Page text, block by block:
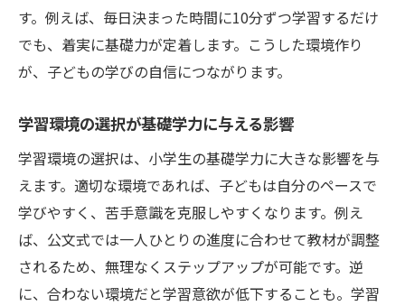
す。例えば、毎日決まった時間に10分ずつ学習するだけ
でも、着実に基礎力が定着します。こうした環境作り
が、子どもの学びの自信につながります。
学習環境の選択が基礎学力に与える影響
学習環境の選択は、小学生の基礎学力に大きな影響を与
えます。適切な環境であれば、子どもは自分のペースで
学びやすく、苦手意識を克服しやすくなります。例え
ば、公文式では一人ひとりの進度に合わせて教材が調整
されるため、無理なくステップアップが可能です。逆
に、合わない環境だと学習意欲が低下することも。学習